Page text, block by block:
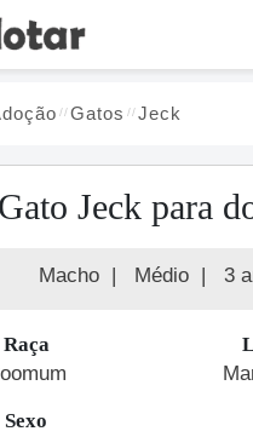
Gatos Jeck
Gato Jeck para
Macho | Médio | 3
Raça
Sexo